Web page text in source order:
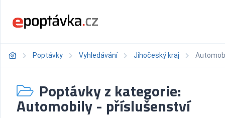
Poptávky Vyhledávání Jihočeský kraj
Poptávky z kategorie:
Automobily - příslušenství